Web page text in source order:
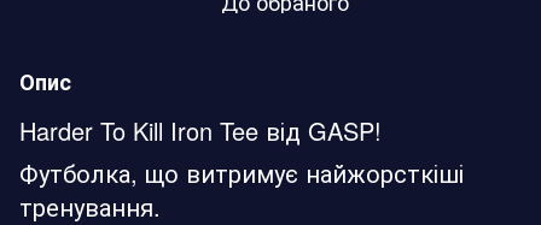
Опис
Harder To Kill Iron Tee від GASP!
Футболка, що витримує найжорсткіші
тренування.